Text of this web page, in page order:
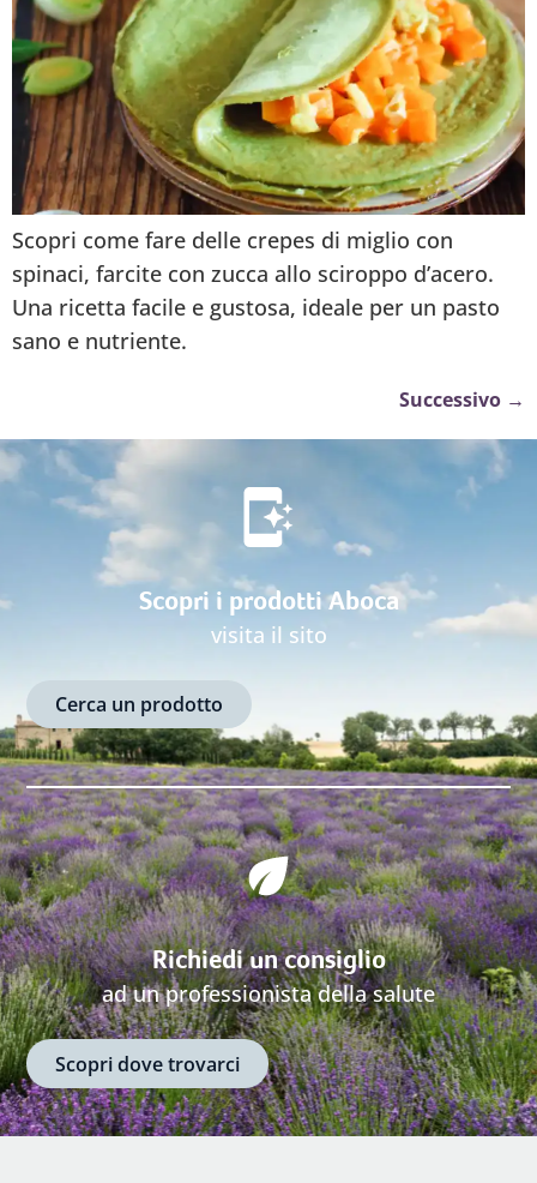
Scopri come fare delle crepes di miglio con
spinaci, farcite con zucca allo sciroppo d’acero.
Una ricetta facile e gustosa, ideale per un pasto
sano e nutriente.
Successivo →
Scopri i prodotti Aboca
visita il sito
Cerca un prodotto
Richiedi un consiglio
ad un professionista della salute
Scopri dove trovarci